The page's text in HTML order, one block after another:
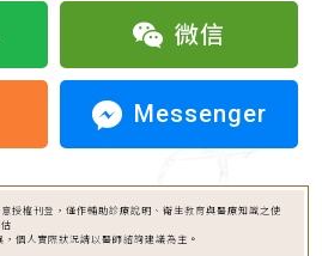
微信
Messenger
授權刊登，僅作輔助診療說明、衛生教育與醫療知識之使
個人實際狀況請以醫師諮詢建議為主。